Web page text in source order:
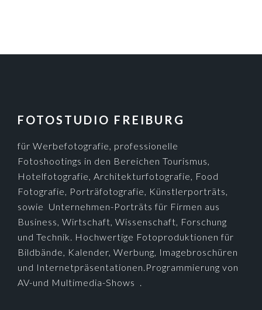
FOOTER
FOTOSTUDIO FREIBURG
für Werbefotografie, professionelle
Fotoshootings in den Bereichen Tourismus,
Hotelfotografie, Architekturfotografie, Food
Fotografie, Porträfotografie, Künstlerporträts,
sowie Unternehmen-Porträts für Firmen aus
Business, Wirtschaft, Wissenschaft, Forschung
und Technik. Hochwertige Fotoproduktionen für
Bildbände, Kalender, Werbung, Imagebroschüren
und Internetpräsentationen.Programmierung von
AV-und Multimedia-Shows .